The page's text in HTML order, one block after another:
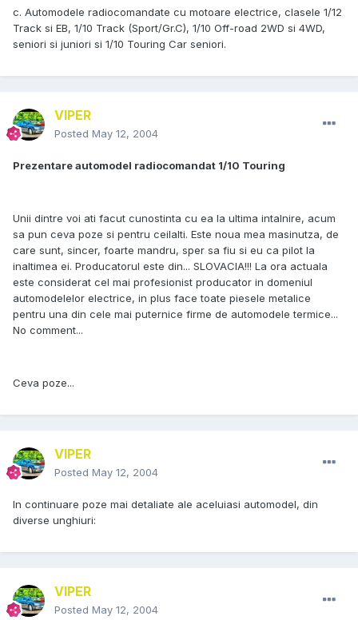
c. Automodele radiocomandate cu motoare electrice, clasele 1/12
Track si EB, 1/10 Track (Sport/Gr.C), 1/10 Off-road 2WD si 4WD,
seniori si juniori si 1/10 Touring Car seniori.
VIPER
Posted May 12, 2004
Prezentare automodel radiocomandat 1/10 Touring
Unii dintre voi ati facut cunostinta cu ea la ultima intalnire, acum
sa pun ceva poze si pentru ceilalti. Este noua mea masinutza, de
care sunt, sincer, foarte mandru, sper sa fiu si eu ca pilot la
inaltimea ei. Producatorul este din... SLOVACIA!!! La ora actuala
este considerat cel mai profesionist producator in domeniul
automodelelor electrice, in plus face toate piesele metalice
pentru una din cele mai puternice firme de automodele termice...
No comment...
Ceva poze...
VIPER
Posted May 12, 2004
In continuare poze mai detaliate ale aceluiasi automodel, din
diverse unghiuri:
VIPER
Posted May 12, 2004